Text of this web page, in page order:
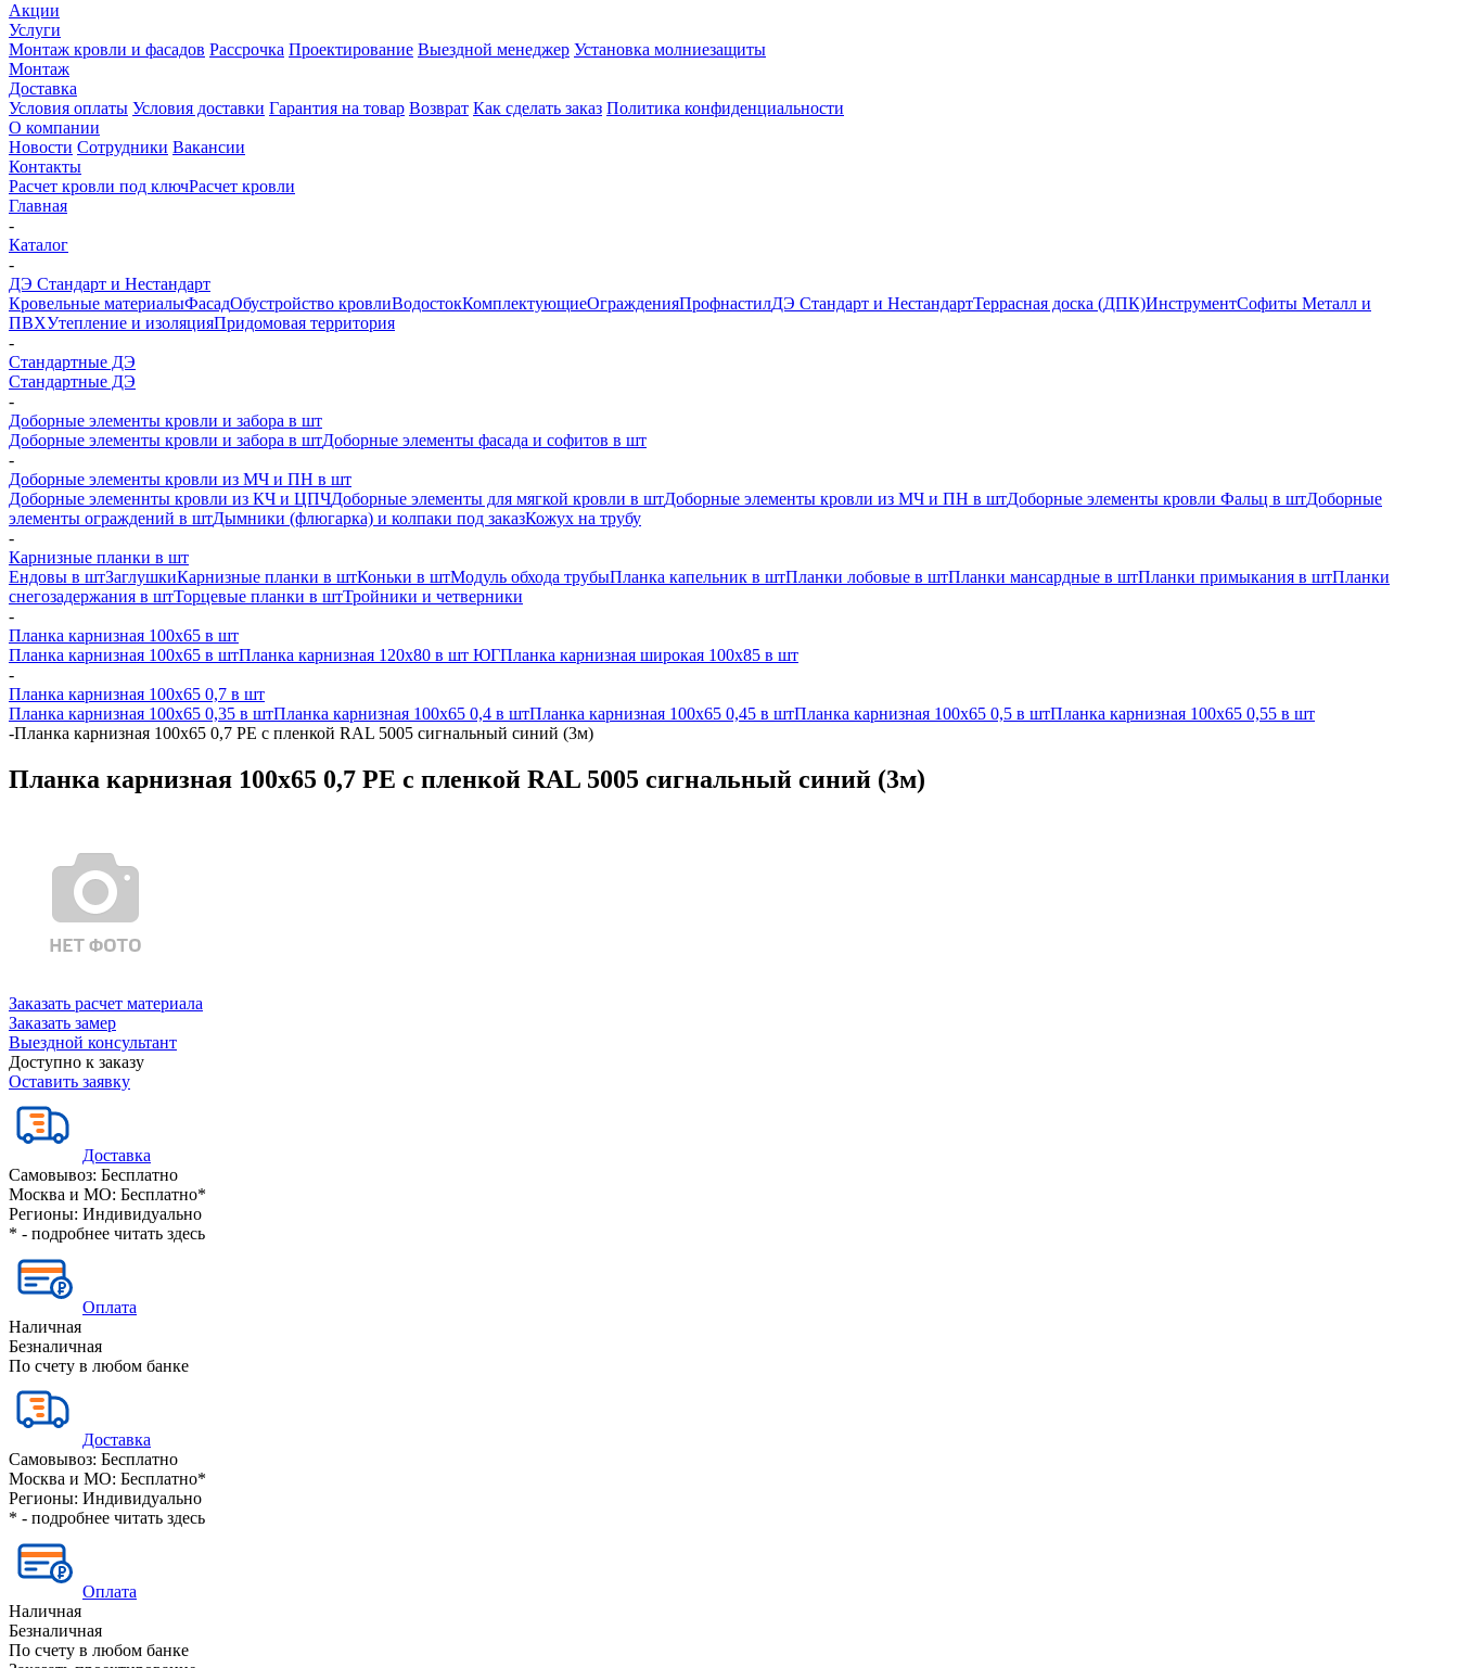
Акции
Услуги
Монтаж кровли и фасадов Рассрочка Проектирование Выездной менеджер Установка молниезащиты
Монтаж
Доставка
Условия оплаты Условия доставки Гарантия на товар Возврат Как сделать заказ Политика конфиденциальности
О компании
Новости Сотрудники Вакансии
Контакты
Расчет кровли под ключРасчет кровли
Главная
-
Каталог
-
ДЭ Стандарт и Нестандарт
Кровельные материалыФасадОбустройство кровлиВодостокКомплектующиеОгражденияПрофнастилДЭ Стандарт и НестандартТеррасная доска (ДПК)ИнструментСофиты Металл и
ПВХУтепление и изоляцияПридомовая территория
-
Стандартные ДЭ
Стандартные ДЭ
-
Доборные элементы кровли и забора в шт
Доборные элементы кровли и забора в штДоборные элементы фасада и софитов в шт
-
Доборные элементы кровли из МЧ и ПН в шт
Доборные элеменнты кровли из КЧ и ЦПЧДоборные элементы для мягкой кровли в штДоборные элементы кровли из МЧ и ПН в штДоборные элементы кровли Фальц в штДоборные
элементы ограждений в штДымники (флюгарка) и колпаки под заказКожух на трубу
-
Карнизные планки в шт
Ендовы в штЗаглушкиКарнизные планки в штКоньки в штМодуль обхода трубыПланка капельник в штПланки лобовые в штПланки мансардные в штПланки примыкания в штПланки
снегозадержания в штТорцевые планки в штТройники и четверники
-
Планка карнизная 100х65 в шт
Планка карнизная 100х65 в штПланка карнизная 120х80 в шт ЮГПланка карнизная широкая 100х85 в шт
-
Планка карнизная 100х65 0,7 в шт
Планка карнизная 100х65 0,35 в штПланка карнизная 100х65 0,4 в штПланка карнизная 100х65 0,45 в штПланка карнизная 100х65 0,5 в штПланка карнизная 100х65 0,55 в шт
-Планка карнизная 100х65 0,7 PE с пленкой RAL 5005 сигнальный синий (3м)
Планка карнизная 100х65 0,7 PE с пленкой RAL 5005 сигнальный синий (3м)
Заказать расчет материала
Заказать замер
Выездной консультант
Доступно к заказу
Оставить заявку
Доставка
Самовывоз: Бесплатно
Москва и МО: Бесплатно*
Регионы: Индивидуально
* - подробнее читать здесь
Оплата
Наличная
Безналичная
По счету в любом банке
Доставка
Самовывоз: Бесплатно
Москва и МО: Бесплатно*
Регионы: Индивидуально
* - подробнее читать здесь
Оплата
Наличная
Безналичная
По счету в любом банке